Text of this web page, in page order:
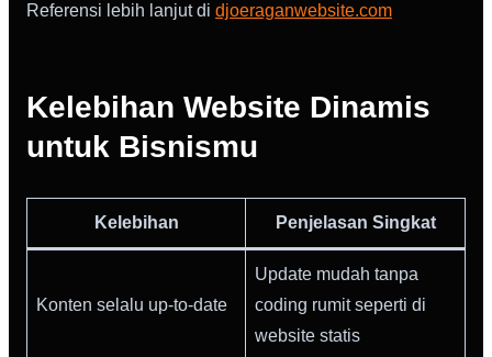
Referensi lebih lanjut di djoeraganwebsite.com
Kelebihan Website Dinamis
untuk Bisnismu
Kelebihan Penjelasan Singkat
Konten selalu up-to-date
Update mudah tanpa
coding rumit seperti di
website statis